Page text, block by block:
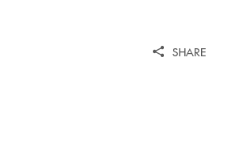
SHARE